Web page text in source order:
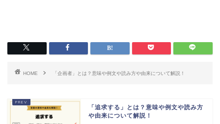
HOME 「企画者」とは？意味や例文や読み方や由来について解説！
「追求する」とは？意味や例文や読み方
や由来について解説！